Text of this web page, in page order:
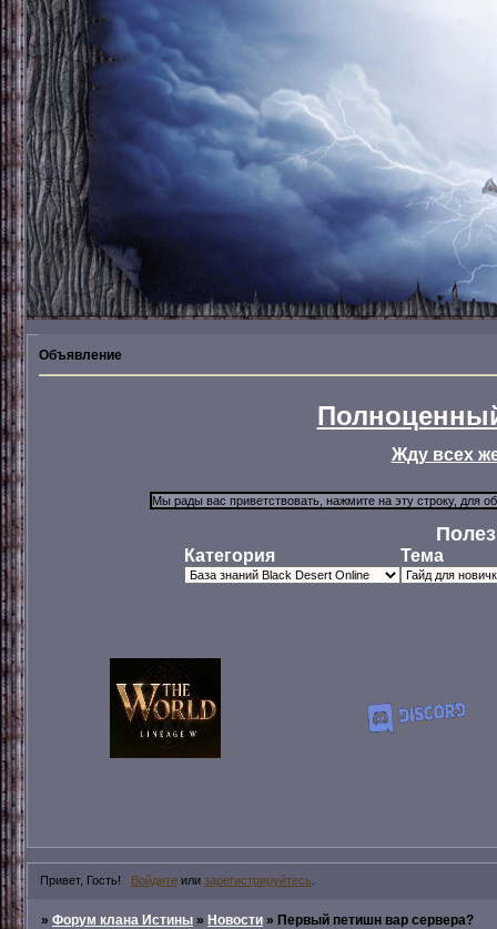
Объявление
Жду всех
Категория Тема
Привет, Гость! Войдитеили зарегистрируйтесь
»Форум клана Истины »Новости »Первый петишн вар сервера?